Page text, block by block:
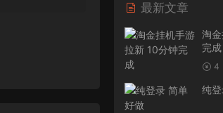
最新文章
淘
完成
4